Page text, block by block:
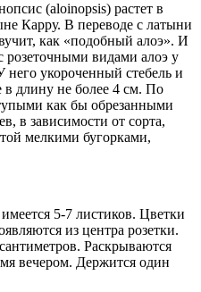
(aloinopsis) растет в
Карру. В переводе с латыни
как «подобный алоэ». И
розеточными видами алоэ у
него укороченный стебель и
длину не более 4 см. По
как бы обрезанными
в зависимости от сорта,
мелкими бугорками,
5-7 листиков. Цветки
из центра розетки.
Раскрываются
вечером. Держится один